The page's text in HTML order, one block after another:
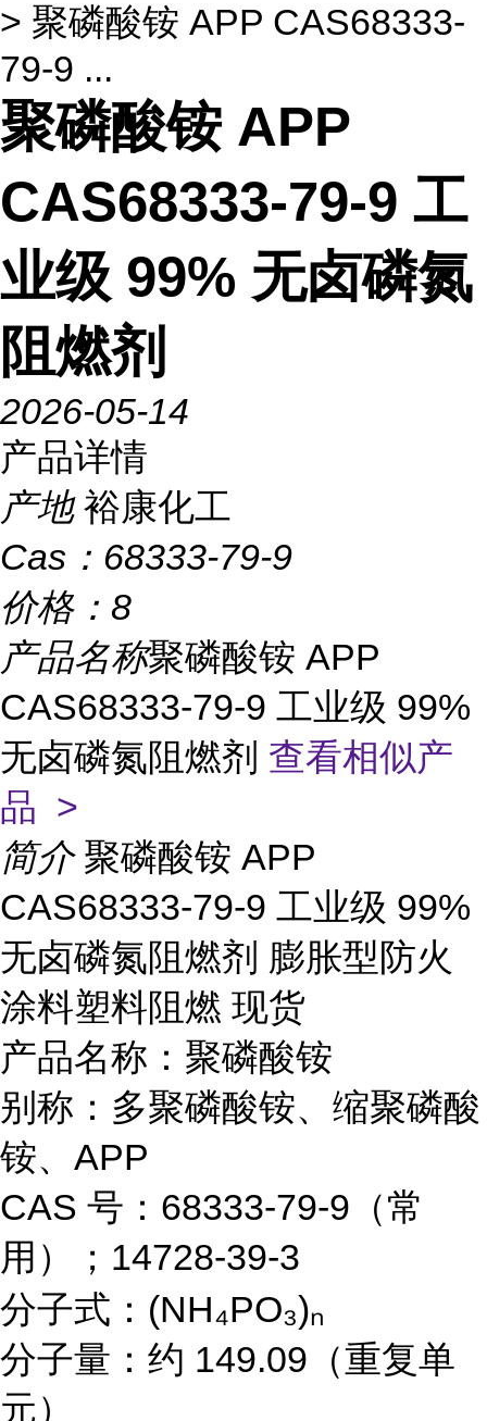
> 聚磷酸铵 APP CAS68333-
79-9 ...
聚磷酸铵 APP
CAS68333-79-9 工
业级 99% 无卤磷氮
阻燃剂
2026-05-14
产品详情
产地 裕康化工
Cas： 68333-79-9
价格： 8
产品名称聚磷酸铵 APP
CAS68333-79-9 工业级 99%
无卤磷氮阻燃剂 查看相似产
品 >
简介 聚磷酸铵 APP
CAS68333-79-9 工业级 99%
无卤磷氮阻燃剂 膨胀型防火
涂料塑料阻燃 现货
产品名称：聚磷酸铵
别称：多聚磷酸铵、缩聚磷酸
铵、APP
CAS 号：68333-79-9（常
用）；14728-39-3
分子式：(NH₄PO₃)ₙ
分子量：约 149.09（重复单
元）